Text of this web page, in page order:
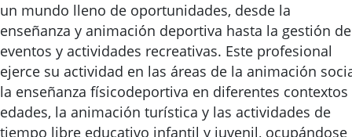
un mundo lleno de oportunidades, desde la
enseñanza y animación deportiva hasta la gestión de
eventos y actividades recreativas. Este profesional
ejerce su actividad en las áreas de la animación
la enseñanza físicodeportiva en diferentes contextos
edades, la animación turística y las actividades de
tiempo libre educativo infantil y juvenil, ocupándose